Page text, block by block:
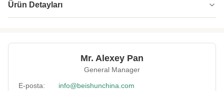
Ürün Detayları
Powersupply: 380V/50Hz veya Özelleştirilebilir
Yağ veya Buhar veya Elektrik
Piston Stroke: 240mm
Mr. Alexey Pan
General Manager
E-posta:
info@beishunchina.com